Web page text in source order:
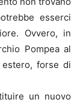
esserci
Ovvero, in
Pompea al
forse di
un nuovo